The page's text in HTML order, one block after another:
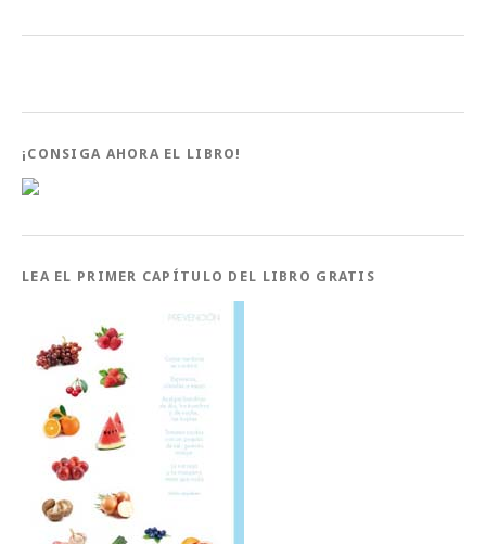
¡CONSIGA AHORA EL LIBRO!
LEA EL PRIMER CAPÍTULO DEL LIBRO GRATIS